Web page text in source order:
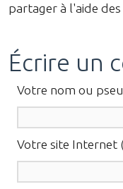
partager à l'aide
Écrire un
Votre nom ou
Votre site Internet